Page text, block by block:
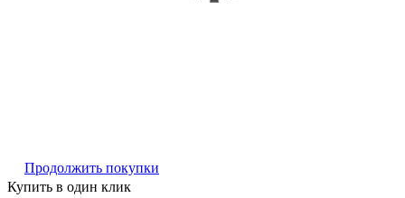
Продолжить покупки
Купить в один клик